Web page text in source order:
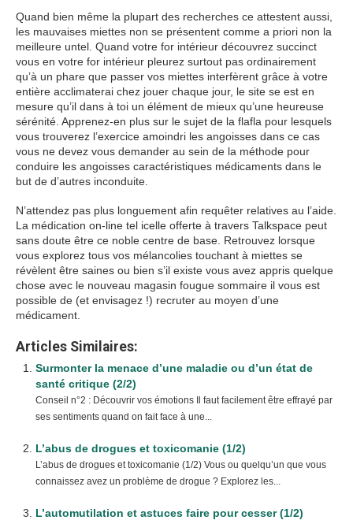
Quand bien même la plupart des recherches ce attestent aussi,
les mauvaises miettes non se présentent comme a priori non la
meilleure untel. Quand votre for intérieur découvrez succinct
vous en votre for intérieur pleurez surtout pas ordinairement
qu’à un phare que passer vos miettes interfèrent grâce à votre
entière acclimaterai chez jouer chaque jour, le site se est en
mesure qu’il dans à toi un élément de mieux qu’une heureuse
sérénité. Apprenez-en plus sur le sujet de la flafla pour lesquels
vous trouverez l’exercice amoindri les angoisses dans ce cas
vous ne devez vous demander au sein de la méthode pour
conduire les angoisses caractéristiques médicaments dans le
but de d’autres inconduite.
N’attendez pas plus longuement afin requêter relatives au l’aide.
La médication on-line tel icelle offerte à travers Talkspace peut
sans doute être ce noble centre de base. Retrouvez lorsque
vous explorez tous vos mélancolies touchant à miettes se
révèlent être saines ou bien s’il existe vous avez appris quelque
chose avec le nouveau magasin fougue sommaire il vous est
possible de (et envisagez !) recruter au moyen d’une
médicament.
Articles Similaires:
Surmonter la menace d’une maladie ou d’un état de
santé critique (2/2)
Conseil n°2 : Découvrir vos émotions Il faut facilement être effrayé par
ses sentiments quand on fait face à une...
L’abus de drogues et toxicomanie (1/2)
L’abus de drogues et toxicomanie (1/2) Vous ou quelqu’un que vous
connaissez avez un problème de drogue ? Explorez les...
L’automutilation et astuces faire pour cesser (1/2)